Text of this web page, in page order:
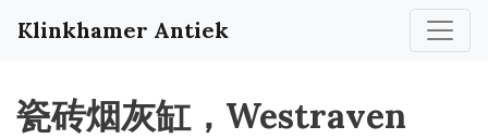
Klinkhamer Antiek
瓷砖烟灰缸，Westraven